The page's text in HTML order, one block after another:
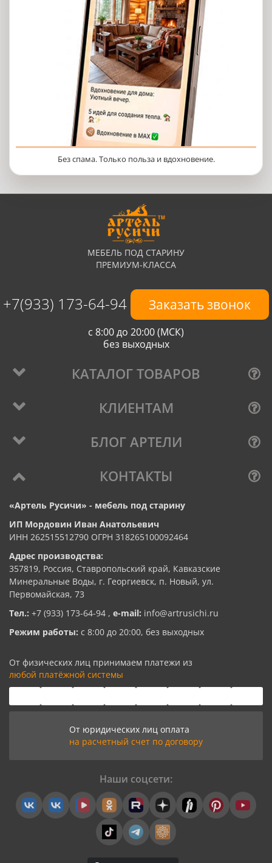
Без спама. Только польза и вдохновение.
МЕБЕЛЬ ПОД СТАРИНУ
ПРЕМИУМ-КЛАССА
+7(933) 173-64-94 Заказать звонок
с 8:00 до 20:00 (МСК)
без выходных
КАТАЛОГ ТОВАРОВ
КЛИЕНТАМ
БЛОГ АРТЕЛИ
КОНТАКТЫ
«Артель Русичи» - мебель под старину
ИП Мордовин Иван Анатольевич
ИНН 262515512790 ОГРН 318265100092464
Адрес производства:
357819, Россия, Ставропольский край, Кавказские
Минеральные Воды, г. Георгиевск, п. Новый, ул.
Первомайская, 73
Тел.: +7 (933) 173-64-94 , e-mail: info@artrusichi.ru
Режим работы: с 8:00 до 20:00, без выходных
От физических лиц принимаем платежи из
любой платёжной системы
От юридических лиц оплата
на расчетный счет по договору
Наши соцсети: